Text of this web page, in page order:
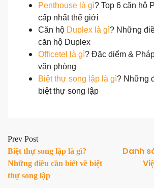
Penthouse là gì? Top 6 căn hộ
cấp nhất thế giới
Căn hộ Duplex là gì? Những
căn hộ Duplex
Officetel là gì? Đặc diểm &
văn phòng
Biệt thự song lập là gì? Những
biệt thự song lập
Prev Post
Biệt thự song lập là gì?
Những điều cần biết về biệt
thự song lập
Danh